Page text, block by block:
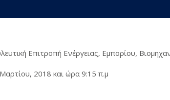
Επιτροπή Ενέργειας, Εμπορίου,
2018 και ώρα 9:15 π.μ